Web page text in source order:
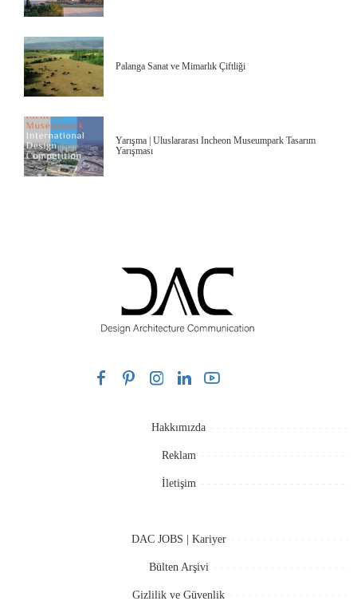
Palanga Sanat ve Mimarlık Çiftliği
Yarışma | Uluslararası Incheon Museumpark Tasarım
Yarışması
Hakkımızda
Reklam
İletişim
DAC JOBS | Kariyer
Bülten Arşivi
Gizlilik ve Güvenlik